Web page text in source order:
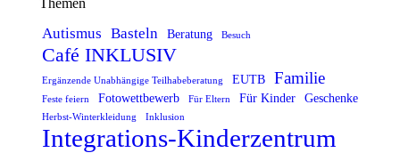
Autismus Basteln Beratung Besuch
Café INKLUSIV
Ergänzende Unabhängige Teilhabeberatung EUTB Familie
Feste feiern Fotowettbewerb Für Eltern Für Kinder Geschenke
Herbst-Winterkleidung Inklusion
Integrations-Kinderzentrum